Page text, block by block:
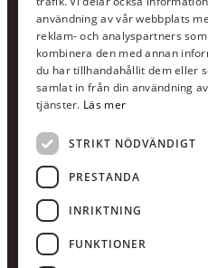
användning av vår webbplats
reklam- och analyspartners
kombinera den med annan
du har tillhandahållit dem eller
samlat in från din användning
tjänster. Läs mer
STRIKT NÖDVÄNDIGT
PRESTANDA
INRIKTNING
FUNKTIONER